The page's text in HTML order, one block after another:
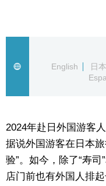
东京
编辑部通知
English
日
2024年赴日外国游客
据说外国游客在日本
验”。如今，除了“寿司
店门前也有外国人排